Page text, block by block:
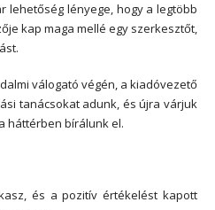
lehetőség lényege, hogy a legtöbb
kap maga mellé egy szerkesztőt,
válogató végén, a kiadóvezető
tanácsokat adunk, és újra várjuk
háttérben bírálunk el.
és a pozitív értékelést kapott